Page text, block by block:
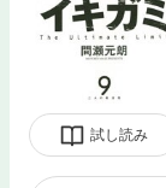
試し読み